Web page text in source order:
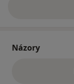
Názory